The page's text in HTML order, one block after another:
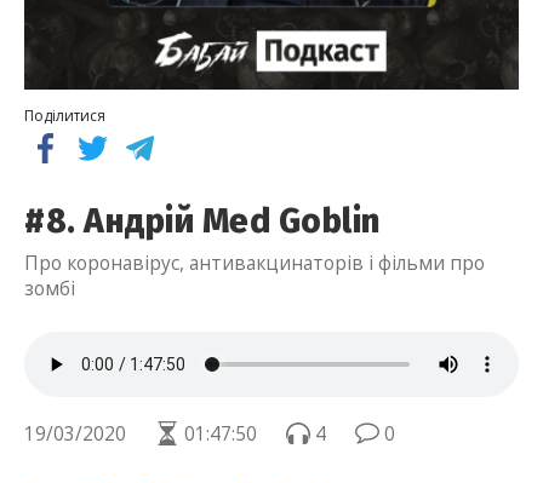
Поділитися
#8. Андрій Med Goblin
Про коронавірус, антивакцинаторів і фільми про
зомбі
19/03/2020 01:47:50 4 0